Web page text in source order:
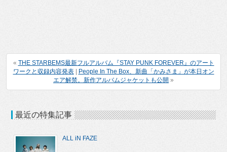
« THE STARBEMS最新フルアルバム『STAY PUNK FOREVER』のアート
ワークと収録内容発表|
People In The Box、新曲「かみさま」が本日オン
エア解禁。新作アルバムジャケットも公開 »
最近の特集記事
ALL iN FAZE